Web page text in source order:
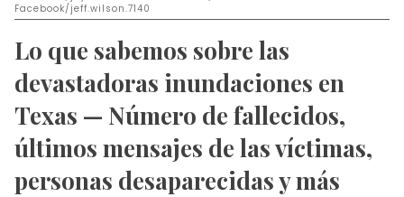
Facebook/jeff.wilson.7140
Lo que sabemos sobre las
devastadoras inundaciones en
Texas — Número de fallecidos,
últimos mensajes de las víctimas,
personas desaparecidas y más